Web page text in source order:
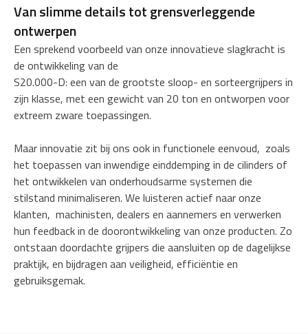
Van slimme details tot grensverleggende
ontwerpen
Een sprekend voorbeeld van onze innovatieve slagkracht is
de ontwikkeling van de
S20.000-D: een van de grootste sloop- en sorteergrijpers in
zijn klasse, met een gewicht van 20 ton en ontworpen voor
extreem zware toepassingen.
Maar innovatie zit bij ons ook in functionele eenvoud, zoals
het toepassen van inwendige einddemping in de cilinders of
het ontwikkelen van onderhoudsarme systemen die
stilstand minimaliseren. We luisteren actief naar onze
klanten, machinisten, dealers en aannemers en verwerken
hun feedback in de doorontwikkeling van onze producten. Zo
ontstaan doordachte grijpers die aansluiten op de dagelijkse
praktijk, en bijdragen aan veiligheid, efficiëntie en
gebruiksgemak.